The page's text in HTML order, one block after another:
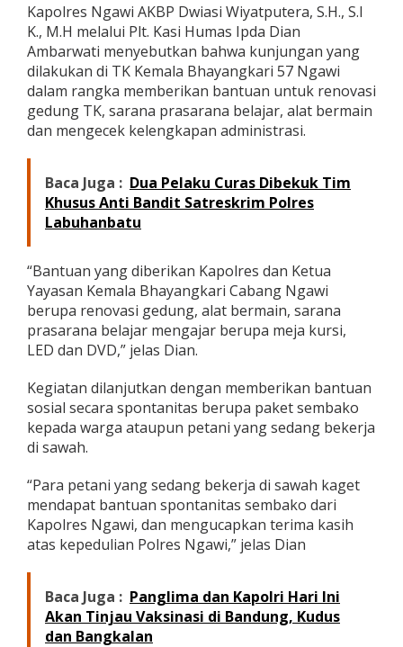
w
a
h
,
A
d
a
A
?
Kapolres Ngawi AKBP Dwiasi Wiyatputera, S.H., S.I
K., M.H melalui Plt. Kasi Humas Ipda Dian
Ambarwati menyebutkan bahwa kunjungan yang
dilakukan di TK Kemala Bhayangkari 57 Ngawi
dalam rangka memberikan bantuan untuk renovasi
gedung TK, sarana prasarana belajar, alat bermain
dan mengecek kelengkapan administrasi.
Baca Juga : Dua Pelaku Curas Dibekuk Tim
Khusus Anti Bandit Satreskrim Polres
Labuhanbatu
“Bantuan yang diberikan Kapolres dan Ketua
Yayasan Kemala Bhayangkari Cabang Ngawi
berupa renovasi gedung, alat bermain, sarana
prasarana belajar mengajar berupa meja kursi,
LED dan DVD,” jelas Dian.
Kegiatan dilanjutkan dengan memberikan bantuan
sosial secara spontanitas berupa paket sembako
kepada warga ataupun petani yang sedang bekerja
di sawah.
“Para petani yang sedang bekerja di sawah kaget
mendapat bantuan spontanitas sembako dari
Kapolres Ngawi, dan mengucapkan terima kasih
atas kepedulian Polres Ngawi,” jelas Dian
Baca Juga : Panglima dan Kapolri Hari Ini
Akan Tinjau Vaksinasi di Bandung, Kudus
dan Bangkalan